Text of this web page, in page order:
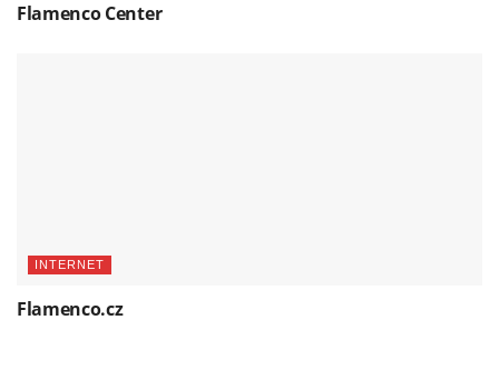
Flamenco Center
INTERNET
Flamenco.cz